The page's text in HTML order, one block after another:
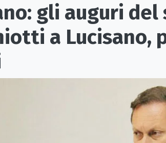
gli auguri del
a Lucisano,